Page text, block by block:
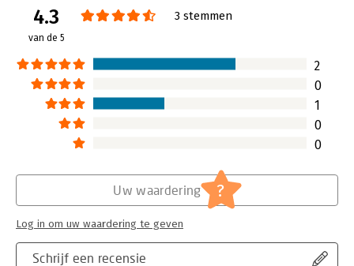
Amsterdam
Verschijningsdatum:
23-3-2018
Hoofdrubriek:
4.3
van de 5
3 stemmen
2
0
1
0
0
Schrijf een recensie
Uw waardering ?
Log in om uw waardering te geven